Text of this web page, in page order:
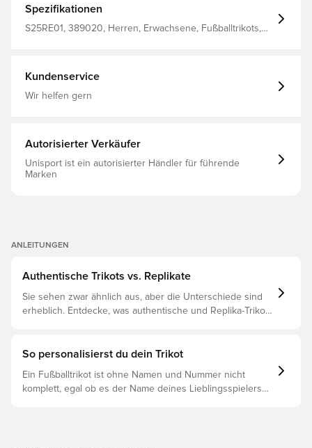
aus Spielern wie Bla. Xabi Alonso, Jamie Carragher und
Spezifikationen
S25RE01, 389020, Herren, Erwachsene, Fußballtrikots,
Kundenservice
Wir helfen gern
Autorisierter Verkäufer
Unisport ist ein autorisierter Händler für führende
Marken
ANLEITUNGEN
Authentische Trikots vs. Replikate
Sie sehen zwar ähnlich aus, aber die Unterschiede sind
erheblich. Entdecke, was authentische und Replika-Trikots
So personalisierst du dein Trikot
Ein Fußballtrikot ist ohne Namen und Nummer nicht
komplett, egal ob es der Name deines Lieblingsspielers